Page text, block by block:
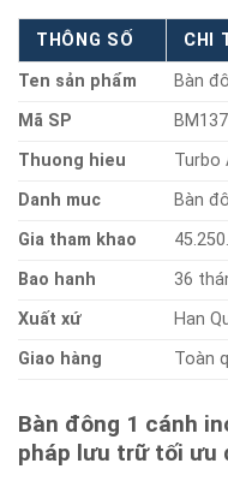
THÔNG SỐ
CHI
Ten sản phẩm
Bàn
Mã SP
BM137
Thuong hieu
Turbo
Danh muc
Bàn
Gia tham khao
Bao hanh
36
Xuất xứ
Han
Giao hàng
Toàn
Bàn đông 1 cánh
pháp lưu trữ tối ưu